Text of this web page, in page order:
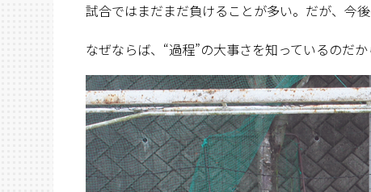
試合ではまだまだ負けることが多い。だが、今
なぜならば、“過程”の大事さを知っているのだか